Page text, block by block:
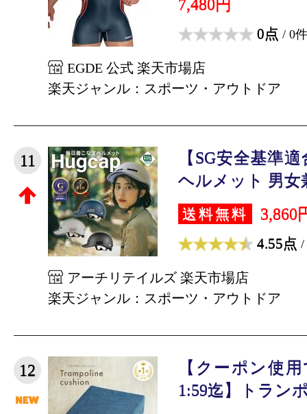
7,480円
0点 / 0件
EGDE 公式 楽天市場店
楽天ジャンル：スポーツ・アウトドア
11
【SG安全基準
ヘルメット 男女
送料無料 3,860
4.55点 /
アーチリテイルズ 楽天市場店
楽天ジャンル：スポーツ・アウトドア
12
【クーポン使
1:59迄】トラン